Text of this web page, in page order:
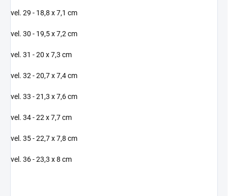
vel. 29 - 18,8 x 7,1 cm
vel. 30 - 19,5 x 7,2 cm
vel. 31 - 20 x 7,3 cm
vel. 32 - 20,7 x 7,4 cm
vel. 33 - 21,3 x 7,6 cm
vel. 34 - 22 x 7,7 cm
vel. 35 - 22,7 x 7,8 cm
vel. 36 - 23,3 x 8 cm